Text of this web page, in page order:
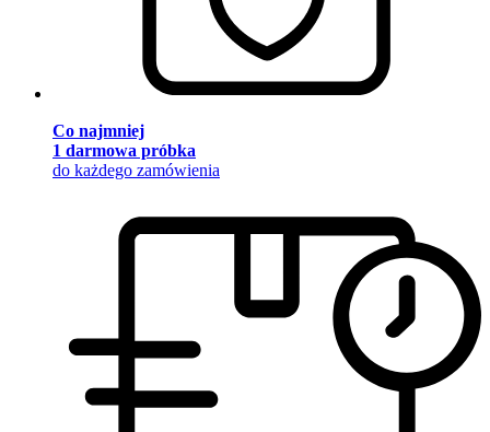
Co najmniej
1 darmowa próbka
do każdego zamówienia